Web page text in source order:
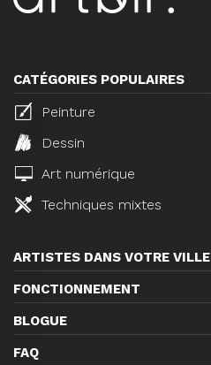
CATÉGORIES POPULAIRES
Peinture
Dessin
Art numérique
Techniques mixtes
ARTISTES DANS VOTRE VILLE
FONCTIONNEMENT
BLOGUE
FAQ